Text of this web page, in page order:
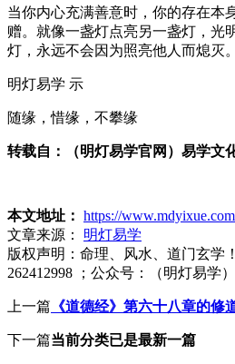
当你内心充满善意时，你的存在本
赠。就像一盏灯点亮另一盏灯，光
灯，永远不会因为照亮他人而熄灭。
明灯易学 示
随缘，惜缘，不攀缘
转载自：（明灯易学官网）易学文
本文地址： https://
文章来源：
明灯易学
版权声明： 命理、风水、道门玄学
262412998 ；公众号：（明灯易学）
上一篇 《道德经》第六十八章的修
下一篇当前分类已是最新一篇